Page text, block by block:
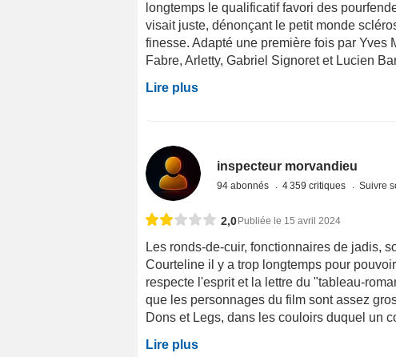
longtemps le qualificatif favori des
visait juste, dénonçant le petit monde
finesse. Adapté une première fois par Yves
Fabre, Arletty, Gabriel Signoret et Lucien
Lire plus
inspecteur morvandieu
94 abonnés 4 359 critiques Suivre
2,0 Publiée le 15 avril 2024
Les ronds-de-cuir, fonctionnaires de jadis,
Courteline il y a trop longtemps pour
respecte l'esprit et la lettre du "tableau-
que les personnages du film sont assez
Dons et Legs, dans les couloirs duquel un
Lire plus